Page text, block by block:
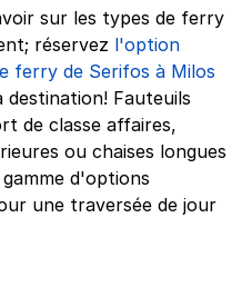
sur les types de ferry
réservez l'option
ferry de Serifos à Milos
Fauteuils
de classe affaires,
ou chaises longues
d'options
une traversée de jour